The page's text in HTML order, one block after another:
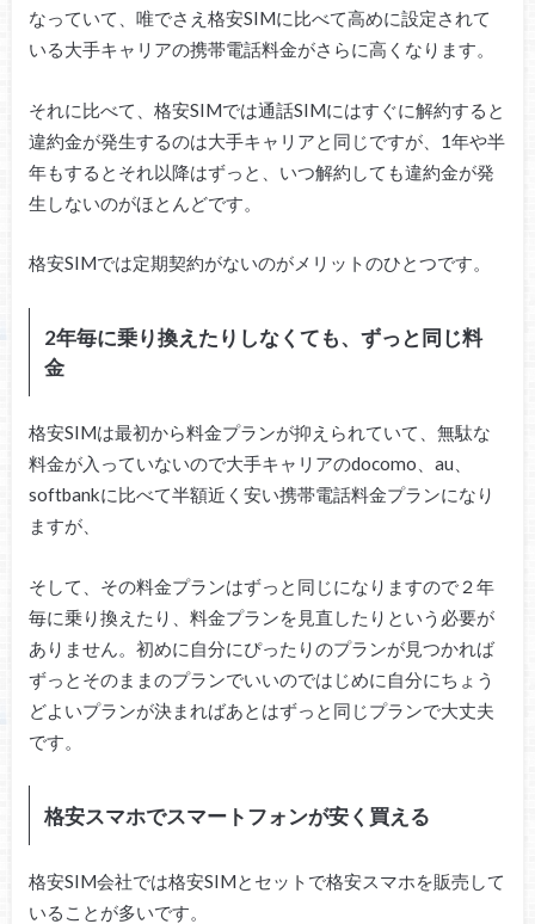
なっていて、唯でさえ格安SIMに比べて高めに設定されて
いる大手キャリアの携帯電話料金がさらに高くなります。
それに比べて、格安SIMでは通話SIMにはすぐに解約すると
違約金が発生するのは大手キャリアと同じですが、1年や半
年もするとそれ以降はずっと、いつ解約しても違約金が発
生しないのがほとんどです。
格安SIMでは定期契約がないのがメリットのひとつです。
2年毎に乗り換えたりしなくても、ずっと同じ料
金
格安SIMは最初から料金プランが抑えられていて、無駄な
料金が入っていないので大手キャリアのdocomo、au、
softbankに比べて半額近く安い携帯電話料金プランになり
ますが、
そして、その料金プランはずっと同じになりますので２年
毎に乗り換えたり、料金プランを見直したりという必要が
ありません。初めに自分にぴったりのプランが見つかれば
ずっとそのままのプランでいいのではじめに自分にちょう
どよいプランが決まればあとはずっと同じプランで大丈夫
です。
格安スマホでスマートフォンが安く買える
格安SIM会社では格安SIMとセットで格安スマホを販売して
いることが多いです。